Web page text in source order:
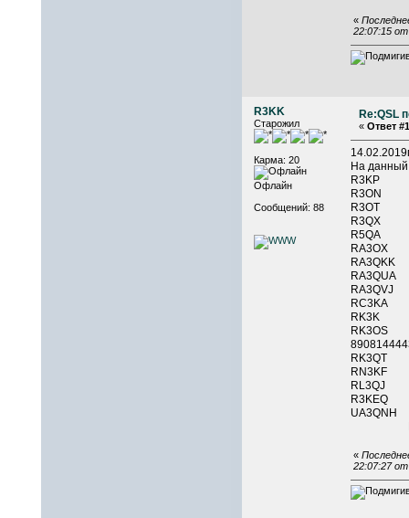
«
22:07:15
R3KK
Старожил
Карма: 20
Офлайн
Сообщений: 88
Re:QSL
« Ответ
На
R3KP
R3ON
R3OT
R3QX
R5QA
RA3OX
RK3K
RK3QT
RN3KF
RL3QJ
R3KEQ
«
22:07:27